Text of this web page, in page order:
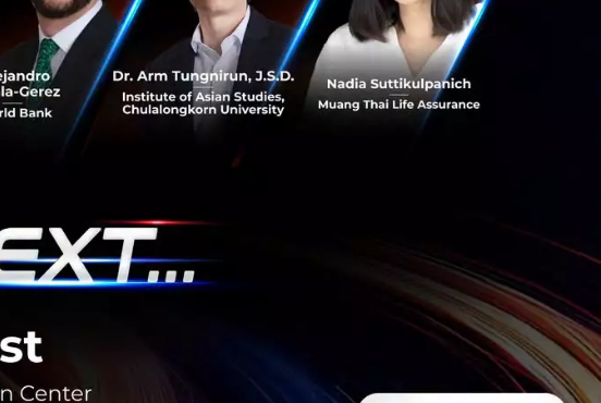
ะลดการปล่อยคาร์บอน Camden
รียบ
ไม่ได้ เพราะแร่ที่มีธาตุเหล็กปน
งเป็นวัสดุคล้ายแก้วแทน
ณหภูมิไม่เกินราว 95 องศา
ดลองช่วงแรกดึงลิเทียมเกือบ
ลือต่ำกว่า 12 ชั่วโมงแล้ว ตามที่
เทคโนโลยี (CTO) ผู้ร่วมก่อตั้ง
ธีคิด ด้วยการละลายซิลิกาก่อน
สุดในการทำเหมือง"